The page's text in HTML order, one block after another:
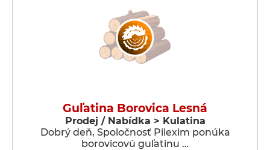
Guľatina Borovica Lesná
Prodej / Nabídka > Kulatina
Dobrý deň, Spoločnosť Pilexim ponúka
borovicovú guľatinu …